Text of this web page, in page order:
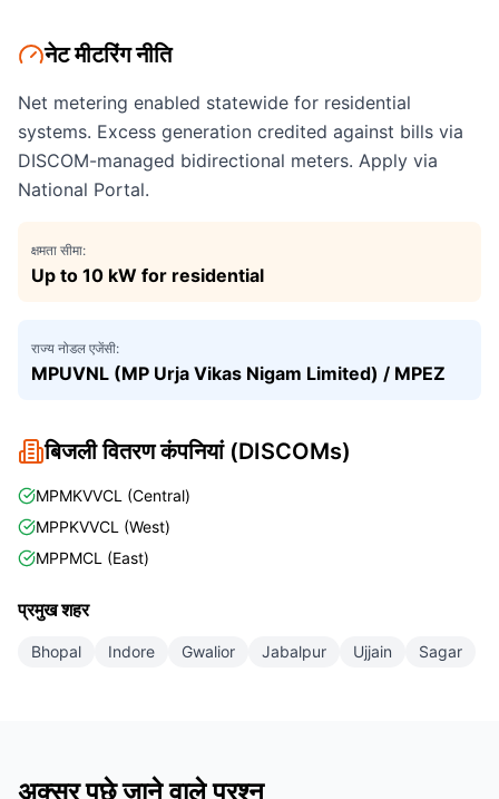
नेट मीटरिंग नीति
Net metering enabled statewide for residential
systems. Excess generation credited against bills via
DISCOM-managed bidirectional meters. Apply via
National Portal.
क्षमता सीमा:
Up to 10 kW for residential
राज्य नोडल एजेंसी:
MPUVNL (MP Urja Vikas Nigam Limited) / MPEZ
बिजली वितरण कंपनियां (DISCOMs)
MPMKVVCL (Central)
MPPKVVCL (West)
MPPMCL (East)
प्रमुख शहर
Bhopal Indore Gwalior Jabalpur Ujjain Sagar
अक्सर पूछे जाने वाले प्रश्न